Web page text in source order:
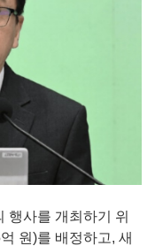
행사를 개최하기 위
원)를 배정하고, 새